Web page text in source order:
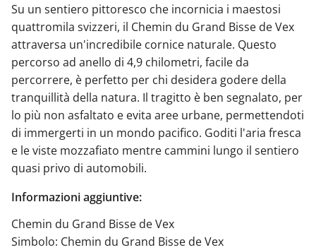
Su un sentiero pittoresco che incornicia i maestosi
quattromila svizzeri, il Chemin du Grand Bisse de Vex
attraversa un'incredibile cornice naturale. Questo
percorso ad anello di 4,9 chilometri, facile da
percorrere, è perfetto per chi desidera godere della
tranquillità della natura. Il tragitto è ben segnalato, per
lo più non asfaltato e evita aree urbane, permettendoti
di immergerti in un mondo pacifico. Goditi l'aria fresca
e le viste mozzafiato mentre cammini lungo il sentiero
quasi privo di automobili.
Informazioni aggiuntive:
Chemin du Grand Bisse de Vex
Simbolo: Chemin du Grand Bisse de Vex